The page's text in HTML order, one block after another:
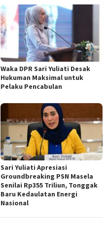
Waka DPR Sari Yuliati Desak
Hukuman Maksimal untuk
Pelaku Pencabulan
Sari Yuliati Apresiasi
Groundbreaking PSN Masela
Senilai Rp355 Triliun, Tonggak
Baru Kedaulatan Energi
Nasional